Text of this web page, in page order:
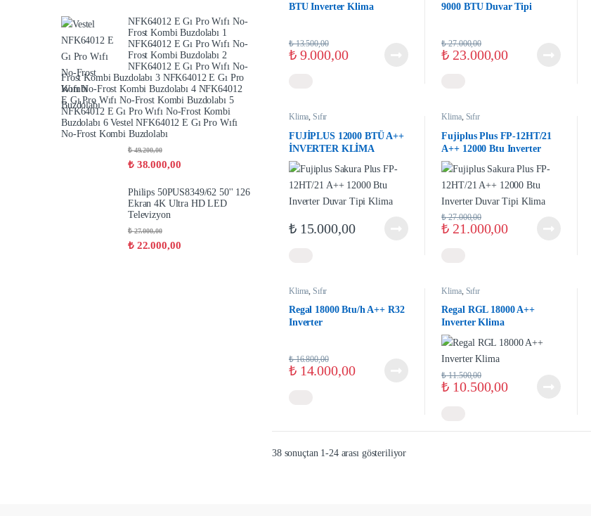
BTU Inverter Klima
₺9.000,00
₺13.500,00
9000 BTU Duvar Tipi
₺ 23.000,00
₺27.000,00
Klima,Sıfır
FUJİPLUS 12000 BTÜ A++
İNVERTER KLİMA
₺15.000,00
Klima, Sıfır
Fujiplus Plus FP-12HT/21
A++ 12000 Btu Inverter
Duvar Tipi Klima
₺ 21.000,00
₺27.000,00
Klima ,Sıfır
Regal 18000 Btu/h A++ R32
Inverter
₺14.000,00
₺16.800,00
Klima, Sıfır
Regal RGL 18000 A++
Inverter Klima
₺ 10.500,00
₺11.500,00
38 sonuçtan 1-24 arası gösteriliyor
NFK64012 E Gı Pro Wıfı No-
Frost Kombi Buzdolabı 1
NFK64012 E Gı Pro Wıfı No-
Frost Kombi Buzdolabı 2
NFK64012 E Gı Pro Wıfı No-
Frost Kombi Buzdolabı 3 NFK64012 E Gı Pro
Wıfı No-Frost Kombi Buzdolabı 4 NFK64012
E Gı Pro Wıfı No-Frost Kombi Buzdolabı 5
NFK64012 E Gı Pro Wıfı No-Frost Kombi
Buzdolabı 6 Vestel NFK64012 E Gı Pro Wıfı
No-Frost Kombi Buzdolabı
₺38.000,00
₺49.200,00
Philips 50PUS8349/62 50'' 126
Ekran 4K Ultra HD LED
Televizyon
₺22.000,00
₺27.000,00